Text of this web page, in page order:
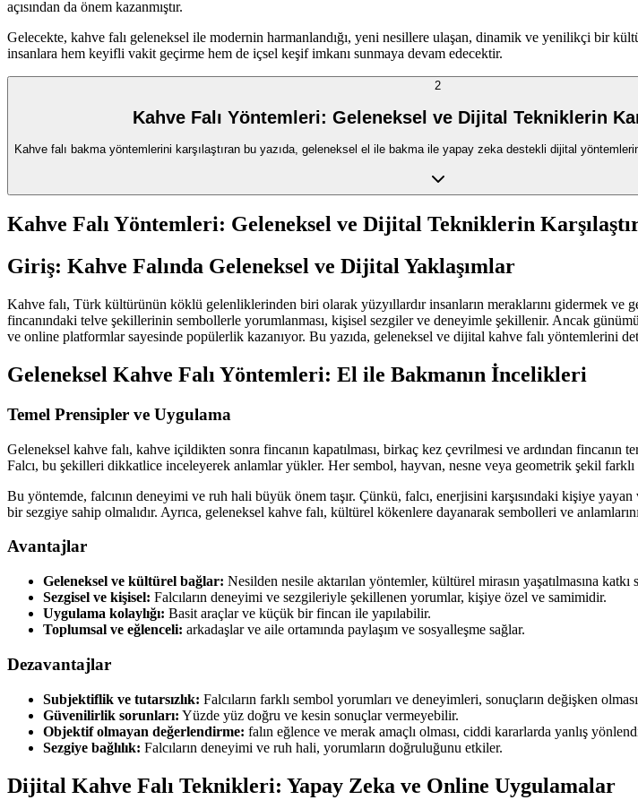
açısından da önem kazanmıştır.
Gelecekte, kahve falı geleneksel ile modernin harmanlandığı, yeni nesillere ulaşan, dinamik ve yenilikçi bir
insanlara hem keyifli vakit geçirme hem de içsel keşif imkanı sunmaya devam edecektir.
2
Kahve Falı Yöntemleri: Geleneksel ve Dijital Tekniklerin
Kahve falı bakma yöntemlerini karşılaştıran bu yazıda, geleneksel el ile bakma ile yapay zeka destekli dijital
Kahve Falı Yöntemleri: Geleneksel ve Dijital Tekniklerin
Giriş: Kahve Falında Geleneksel ve Dijital Yaklaşımlar
Kahve falı, Türk kültürünün köklü gelenliklerinden biri olarak yüzyıllardır insanların meraklarını gidermek
fincanındaki telve şekillerinin sembollerle yorumlanması, kişisel sezgiler ve deneyimle şekillenir. Ancak
ve online platformlar sayesinde popülerlik kazanıyor. Bu yazıda, geleneksel ve dijital kahve falı yöntemlerini
Geleneksel Kahve Falı Yöntemleri: El ile Bakmanın İncelikleri
Temel Prensipler ve Uygulama
Geleneksel kahve falı, kahve içildikten sonra fincanın kapatılması, birkaç kez çevrilmesi ve ardından
Falcı, bu şekilleri dikkatlice inceleyerek anlamlar yükler. Her sembol, hayvan, nesne veya geometrik şekil
Bu yöntemde, falcının deneyimi ve ruh hali büyük önem taşır. Çünkü, falcı, enerjisini karşısındaki kişiye
bir sezgiye sahip olmalıdır. Ayrıca, geleneksel kahve falı, kültürel kökenlere dayanarak sembolleri ve
Avantajlar
Geleneksel ve kültürel bağlar: Nesilden nesile aktarılan yöntemler, kültürel mirasın yaşatılmasına katkı
Sezgisel ve kişisel: Falcıların deneyimi ve sezgileriyle şekillenen yorumlar, kişiye özel ve samimidir.
Uygulama kolaylığı: Basit araçlar ve küçük bir fincan ile yapılabilir.
Toplumsal ve eğlenceli: arkadaşlar ve aile ortamında paylaşım ve sosyalleşme sağlar.
Dezavantajlar
Subjektiflik ve tutarsızlık: Falcıların farklı sembol yorumları ve deneyimleri, sonuçların değişken
Güvenilirlik sorunları: Yüzde yüz doğru ve kesin sonuçlar vermeyebilir.
Objektif olmayan değerlendirme: falın eğlence ve merak amaçlı olması, ciddi kararlarda yanlış
Sezgiye bağlılık: Falcıların deneyimi ve ruh hali, yorumların doğruluğunu etkiler.
Dijital Kahve Falı Teknikleri: Yapay Zeka ve Online Uygulamalar